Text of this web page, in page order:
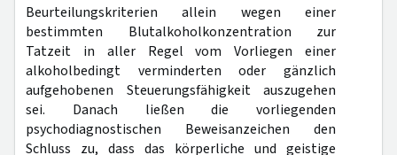
Beurteilungskriterien allein wegen einer
bestimmten Blutalkoholkonzentration zur
Tatzeit in aller Regel vom Vorliegen einer
alkoholbedingt verminderten oder gänzlich
aufgehobenen Steuerungsfähigkeit auszugehen
sei. Danach ließen die vorliegenden
psychodiagnostischen Beweisanzeichen den
Schluss zu, dass das körperliche und geistige